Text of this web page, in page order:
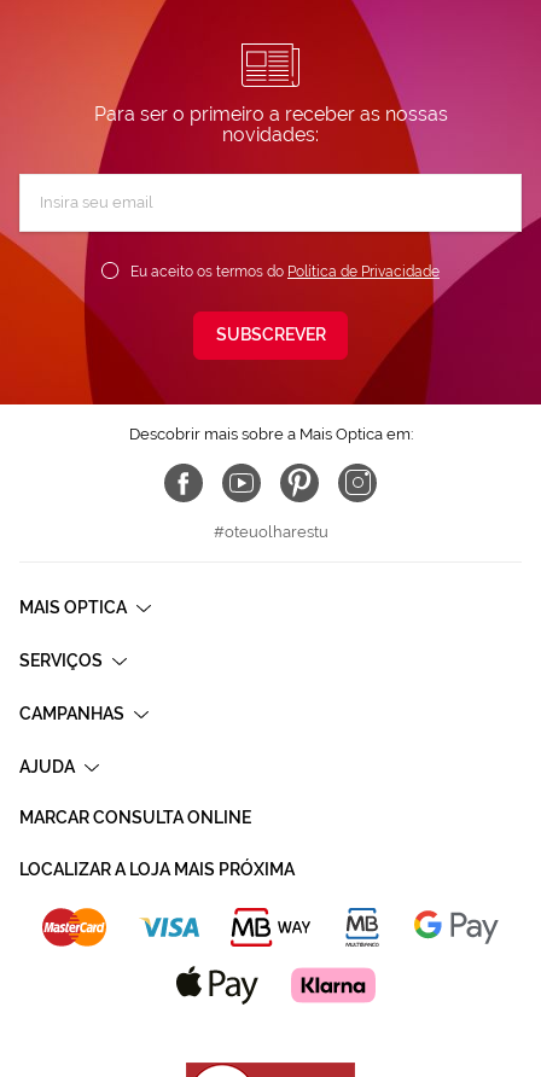
Para ser o primeiro a receber as nossas
novidades:
Newsletter:
Eu aceito os termos do Política de Privacidade
SUBSCREVER
Descobrir mais sobre a Mais Optica em:
#oteuolharestu
MAIS OPTICA
SERVIÇOS
CAMPANHAS
AJUDA
MARCAR CONSULTA ONLINE
LOCALIZAR A LOJA MAIS PRÓXIMA